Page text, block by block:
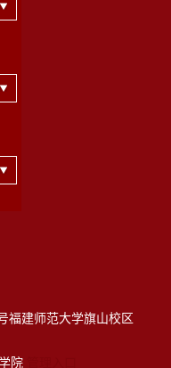
福建师范大学旗山校区
院